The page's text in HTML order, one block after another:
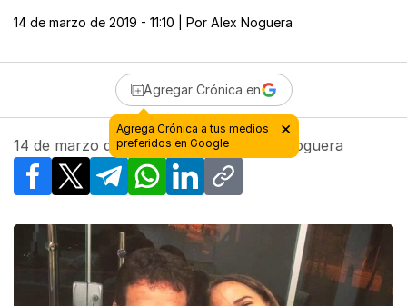
14 de marzo de 2019 - 11:10 | Por Alex Noguera
Agregar Crónica en
14 de marzo de 2019 - 11:10| Por Alex Noguera
Facebook
X TelegramWhatsApp
LinkedInCopy link